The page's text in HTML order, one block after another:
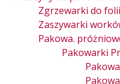
Zgrzewarki do folii
Zaszywarki
Pakowa.
Pakowarki